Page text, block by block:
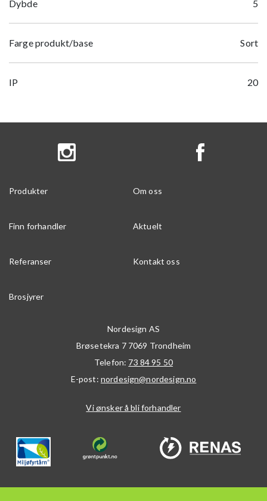
Dybde 5
Farge produkt/base Sort
IP 20
Produkter Om oss
Finn forhandler Aktuelt
Referanser Kontakt oss
Brosjyrer
Nordesign AS
Brøsetekra 7 7069 Trondheim
Telefon: 73 84 95 50
E-post: nordesign@nordesign.no
Vi ønsker å bli forhandler